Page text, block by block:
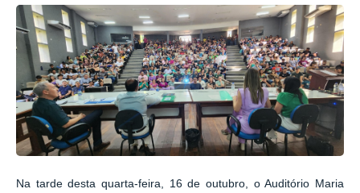
Na tarde desta quarta-feira, 16 de outubro, o Auditório Maria